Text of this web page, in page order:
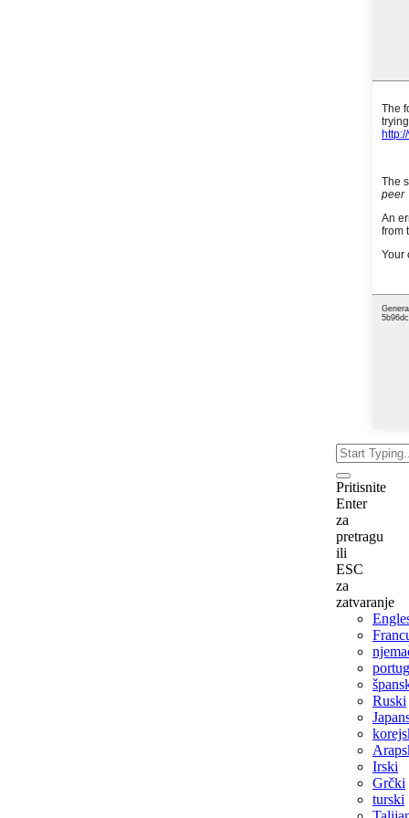
Pritisnite
Enter
za
pretragu
ili
ESC
za
zatvaranje
Ruski
Irski
Grčki
turski